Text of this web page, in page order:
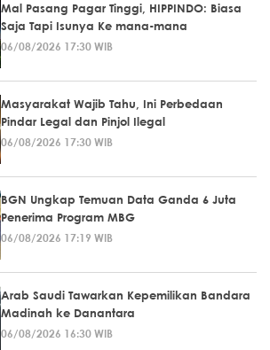
Mal Pasang Pagar Tinggi, HIPPINDO: Biasa
Saja Tapi Isunya Ke mana-mana
06/08/2026 17:30 WIB
Masyarakat Wajib Tahu, Ini Perbedaan
Pindar Legal dan Pinjol Ilegal
06/08/2026 17:30 WIB
BGN Ungkap Temuan Data Ganda 6 Juta
Penerima Program MBG
06/08/2026 17:19 WIB
Arab Saudi Tawarkan Kepemilikan Bandara
Madinah ke Danantara
06/08/2026 16:30 WIB